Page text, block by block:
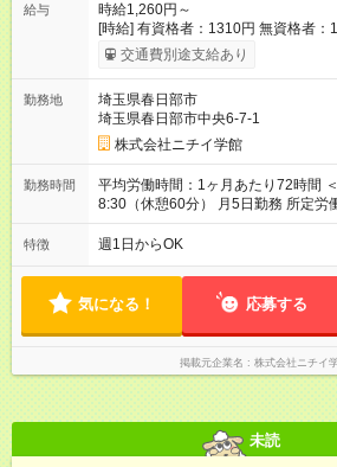
給与
時給1,260円～
[時給] 有資格者：1310円 無資格者：1260円 ★キャリ
度あり 進級により給与がアップします！ 【試用期間】試
あり 試用期間の長さ：3ヶ月 雇用形
交通費別途支給あり
勤務地
埼玉県春日部市
埼玉県春日部市中央6-7-1
株式会社ニチイ学館
勤務時間
平均労働時間：1ヶ月あたり72時間
8:30（休憩60分） 月5日勤務 所定労働時間 72時間／月 平均労働
時間：1ヶ月あたり72時間 ＜シフト
60分） 月5日勤務 所定労働時間 72
特徴 週1日からOK
気になる！ 応募する
掲載元企業名 株式会社ニチイ
未読